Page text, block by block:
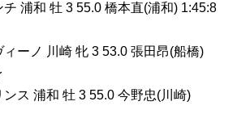
浦和 牡 3 55.0 橋本直(浦和) 1:45:8
ーノ 川崎 牝 3 53.0 張田昂(船橋)
ス 浦和 牡 3 55.0 今野忠(川崎)